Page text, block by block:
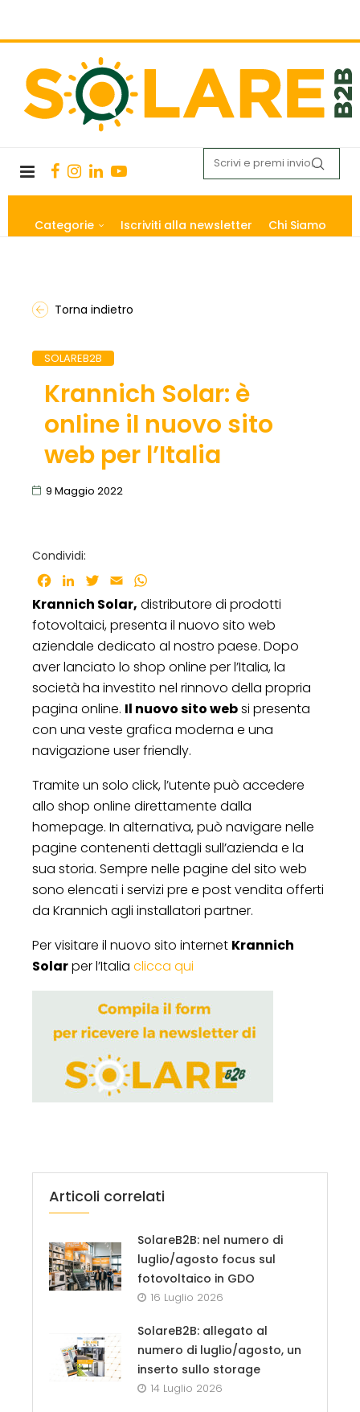
Categorie Iscriviti alla newsletter Chi Siamo
Torna indietro
SOLAREB2B
Krannich Solar: è
online il nuovo sito
web per l’Italia
9 Maggio 2022
Condividi:
Facebook
LinkedInTwitter
Email
Krannich Solar, distributore di prodotti
fotovoltaici, presenta il nuovo sito web
aziendale dedicato al nostro paese. Dopo
aver lanciato lo shop online per l’Italia, la
società ha investito nel rinnovo della propria
pagina online. Il nuovo sito websi presenta
con una veste grafica moderna e una
navigazione user friendly.
Tramite un solo click, l’utente può accedere
allo shop online direttamente dalla
homepage. In alternativa, può navigare nelle
pagine contenenti dettagli sull’azienda e la
sua storia. Sempre nelle pagine del sito web
sono elencati i servizi pre e post vendita offerti
da Krannich agli installatori partner.
Per visitare il nuovo sito internet Krannich
Solarper l’Italia clicca qui
Articoli correlati
SolareB2B: nel numero di
luglio/agosto focus sul
fotovoltaico in GDO
16 Luglio 2026
SolareB2B: allegato al
numero di luglio/agosto, un
inserto sullo storage
14 Luglio 2026